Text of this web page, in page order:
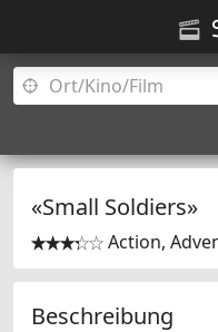
«Small Soldiers»

 Action,
Beschreibung